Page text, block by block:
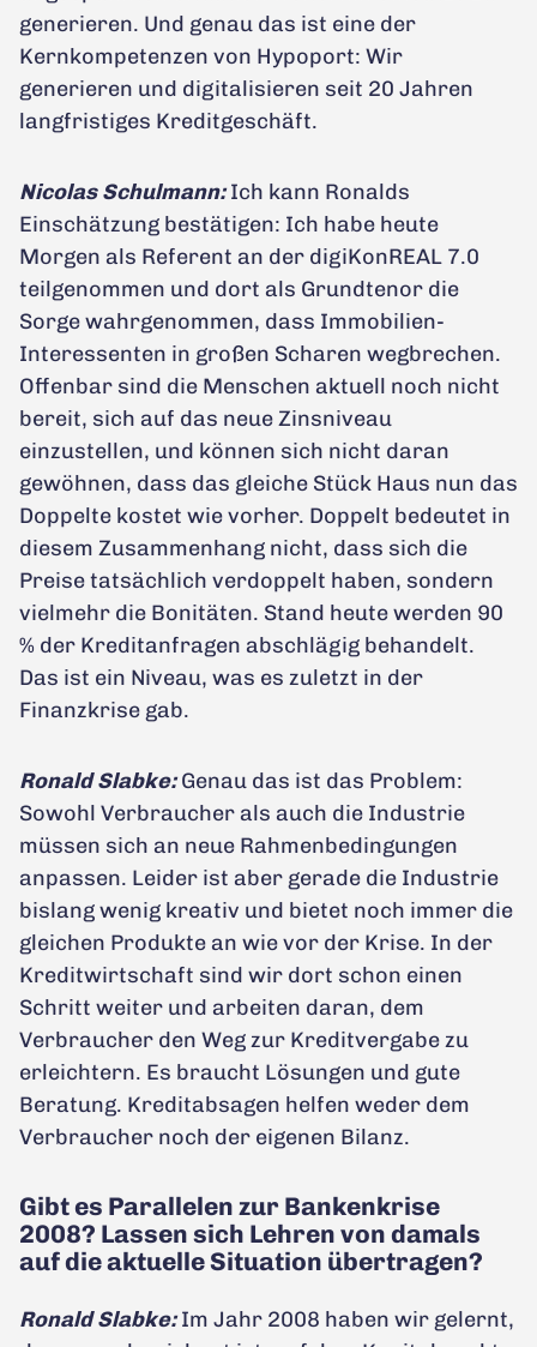
generieren. Und genau das ist eine der
Kernkompetenzen von Hypoport: Wir
generieren und digitalisieren seit 20 Jahren
langfristiges Kreditgeschäft.
Nicolas Schulmann:Ich kann Ronalds
Einschätzung bestätigen: Ich habe heute
Morgen als Referent an der digiKonREAL 7.0
teilgenommen und dort als Grundtenor die
Sorge wahrgenommen, dass Immobilien-
Interessenten in großen Scharen wegbrechen.
Offenbar sind die Menschen aktuell noch nicht
bereit, sich auf das neue Zinsniveau
einzustellen, und können sich nicht daran
gewöhnen, dass das gleiche Stück Haus nun das
Doppelte kostet wie vorher. Doppelt bedeutet in
diesem Zusammenhang nicht, dass sich die
Preise tatsächlich verdoppelt haben, sondern
vielmehr die Bonitäten. Stand heute werden 90
% der Kreditanfragen abschlägig behandelt.
Das ist ein Niveau, was es zuletzt in der
Finanzkrise gab.
Ronald Slabke:Genau das ist das Problem:
Sowohl Verbraucher als auch die Industrie
müssen sich an neue Rahmenbedingungen
anpassen. Leider ist aber gerade die Industrie
bislang wenig kreativ und bietet noch immer die
gleichen Produkte an wie vor der Krise. In der
Kreditwirtschaft sind wir dort schon einen
Schritt weiter und arbeiten daran, dem
Verbraucher den Weg zur Kreditvergabe zu
erleichtern. Es braucht Lösungen und gute
Beratung. Kreditabsagen helfen weder dem
Verbraucher noch der eigenen Bilanz.
Gibt es Parallelen zur Bankenkrise
2008? Lassen sich Lehren von damals
auf die aktuelle Situation übertragen?
Ronald Slabke:Im Jahr 2008 haben wir gelernt,